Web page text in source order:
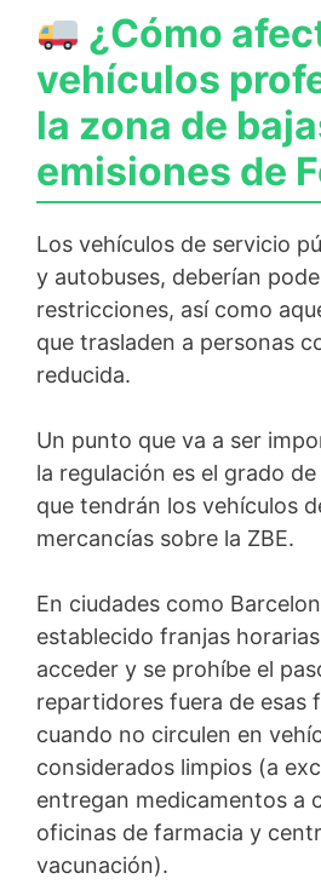
¿Cómo
vehículos
la zona de
emisiones de
Los vehículos de servicio
y autobuses, deberían
restricciones, así como
que trasladen a personas
reducida.
Un punto que va a ser
la regulación es el grado
que tendrán los vehículos
mercancías sobre la ZBE.
En ciudades como
establecido franjas
acceder y se prohíbe el
repartidores fuera de esas
cuando no circulen en
considerados limpios (a
entregan medicamentos a
oficinas de farmacia y
vacunación).